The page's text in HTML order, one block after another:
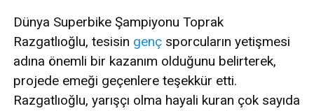
Dünya Superbike Şampiyonu Toprak
Razgatlıoğlu, tesisin genç sporcuların yetişmesi
adına önemli bir kazanım olduğunu belirterek,
projede emeği geçenlere teşekkür etti.
Razgatlıoğlu, yarışçı olma hayali kuran çok sayıda